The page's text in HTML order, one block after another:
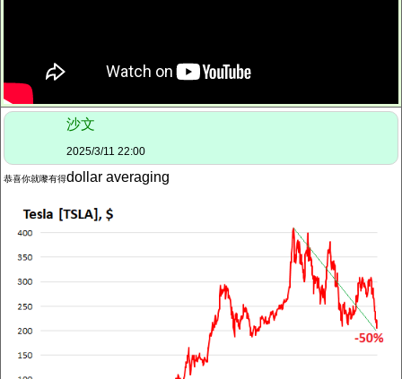
沙文
2025/3/11 22:00
恭喜你就嚟有得dollar averaging